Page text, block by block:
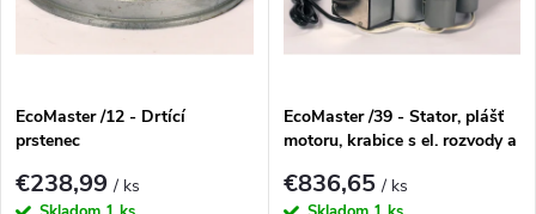
n
e
p
i
s
p
EcoMaster /12 - Drtící
prstenec
€238,99/ ks
EcoMaster /39 - Stator, plášť
motoru, krabice s el. rozvody a
€836,65/ ks